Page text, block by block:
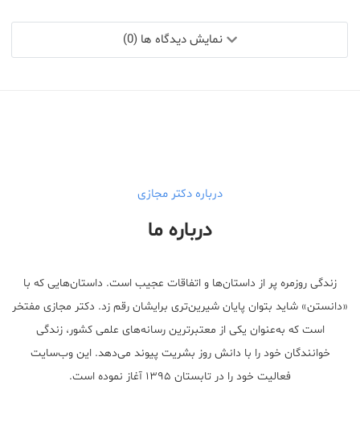
نمایش دیدگاه ها (0)
درباره دکتر مجازی
درباره ما
زندگی روزمره پر از داستان‌ها و اتفاقات عجیب است. داستان‌هایی که با
«دانستن» شاید بتوان پایان شیرین‌تری برایشان رقم زد. دکتر مجازی مفتخر
است که به‌عنوان یکی از معتبر‌ترین رسانه‌های علمی کشور، زندگی
خوانندگان خود را با دانش روز بشریت پیوند می‌دهد. این وب‌سایت
فعالیت خود را در تابستان ۱۳۹۵ آغاز نموده است.